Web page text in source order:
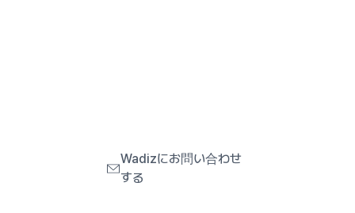
Wadizにお問い合わせ
する